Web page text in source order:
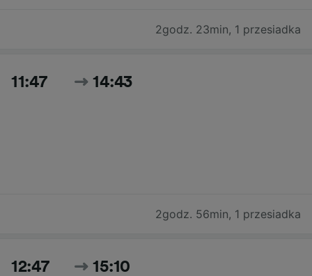
2godz. 23min, 1 przesiadka
11:47 14:43
2godz. 56min, 1 przesiadka
12:47 15:10